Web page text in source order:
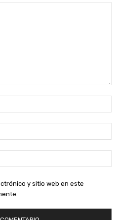
y sitio web en este